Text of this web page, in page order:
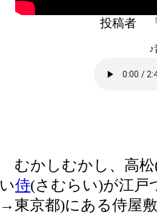
投稿者
♪
むかしむかし、高
い侍(さむらい)が江戸
→東京都)にある侍屋